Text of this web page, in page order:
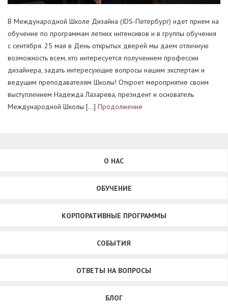
В Международной Школе Дизайна (IDS-Петербург) идет прием на
обучение по программам летних интенсивов и в группы обучения
с сентября. 25 мая в День открытых дверей мы даем отличную
возможность всем, кто интересуется получением профессии
дизайнера, задать интересующие вопросы нашим экспертам и
ведущим преподавателям Школы! Откроет мероприятие своим
выступлением Надежда Лазарева, президент и основатель
Международной Школы […] Продолжение
О НАС
ОБУЧЕНИЕ
КОРПОРАТИВНЫЕ ПРОГРАММЫ
СОБЫТИЯ
ОТВЕТЫ НА ВОПРОСЫ
БЛОГ